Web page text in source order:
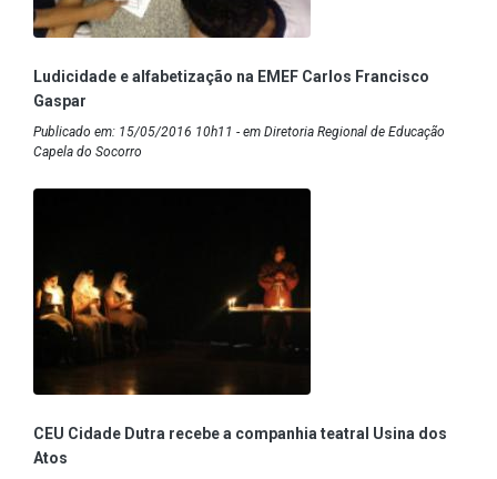
Ludicidade e alfabetização na EMEF Carlos Francisco
Gaspar
Publicado em: 15/05/2016 10h11 - em Diretoria Regional de Educação
Capela do Socorro
CEU Cidade Dutra recebe a companhia teatral Usina dos
Atos